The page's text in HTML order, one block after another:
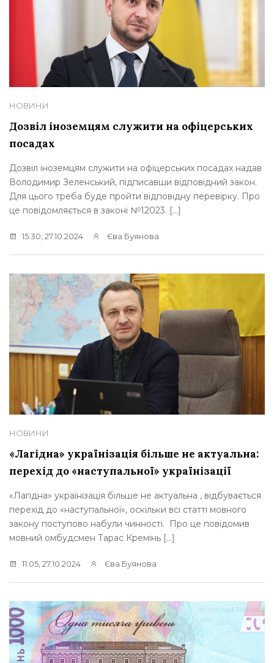
НОВИНИ
Дозвіл іноземцям служити на офіцерських
посадах
Дозвіл іноземцям служити на офіцерських посадах надав
Володимир Зеленський, підписавши відповідний закон.
Для цього треба буде пройти відповідну перевірку. Про
це повідомляється в законі №12023. […]
15:30, 27.10.2024 Єва Буянова
НОВИНИ
«Лагідна» українізація більше не актуальна:
перехід до «наступальної» українізації
«Лагідна» українізація більше не актуальна , відбувається
перехід до «наступальної», оскільки всі статті мовного
закону поступово набули чинності. Про це повідомив
мовний омбудсмен Тарас Кремінь […]
11:05, 27.10.2024 Єва Буянова